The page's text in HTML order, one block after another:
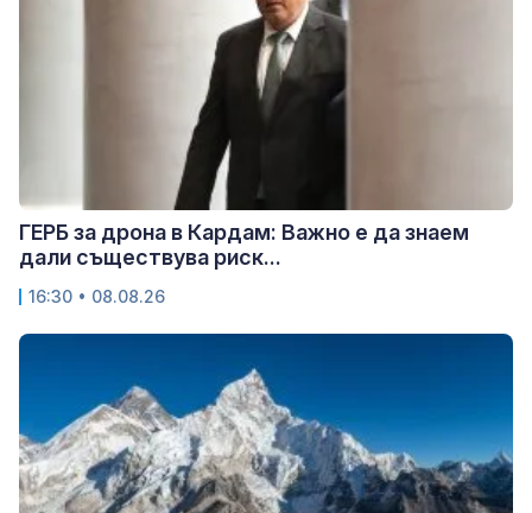
ГЕРБ за дрона в Кардам: Важно е да знаем
дали съществува риск...
16:30 • 08.08.26